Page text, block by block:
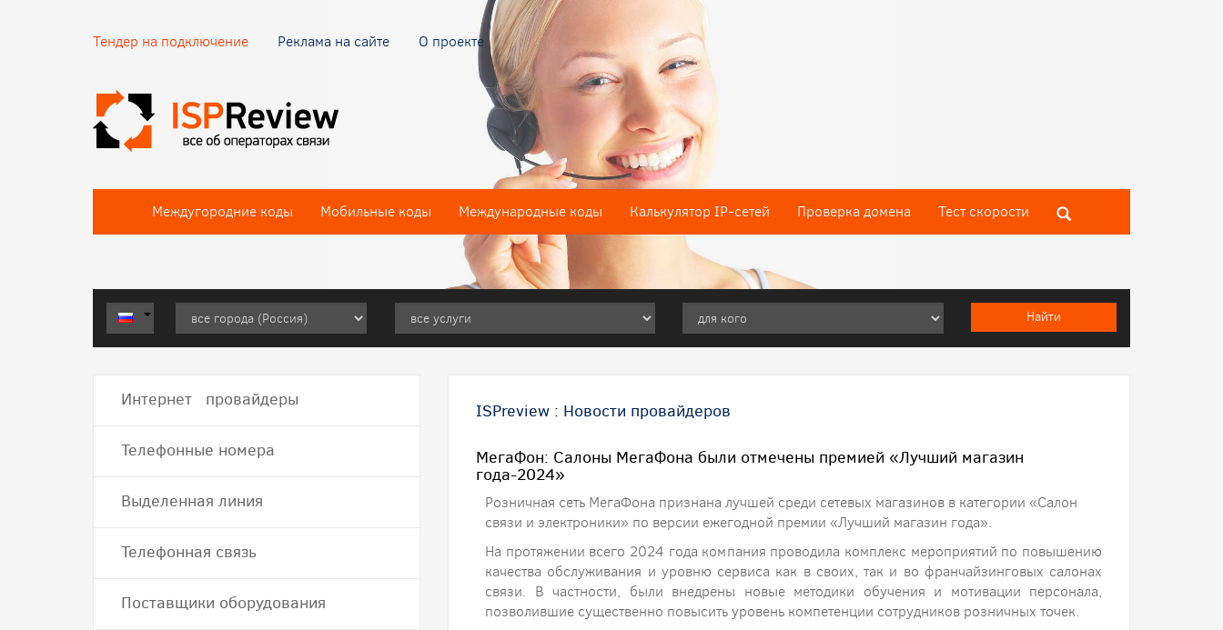
Тендер на подключение Реклама на сайте О проекте
Междугородние коды Мобильные коды Международные коды Калькулятор IP-сетей Проверка домена Тест скороcти
ISPreview : Новости провайдеров
МегаФон: Салоны МегаФона были отмечены премией «Лучший магазин
года-2024»
Розничная сеть МегаФона признана лучшей среди сетевых магазинов в категории «Салон
связи и электроники» по версии ежегодной премии «Лучший магазин года».
На протяжении всего 2024 года компания проводила комплекс мероприятий по повышению
качества обслуживания и уровню сервиса как в своих, так и во франчайзинговых салонах
связи. В частности, были внедрены новые методики обучения и мотивации персонала,
позволившие существенно повысить уровень компетенции сотрудников розничных точек.
Интернет провайдеры
Телефонные номера
Выделенная линия
Телефонная связь
Поставщики оборудования